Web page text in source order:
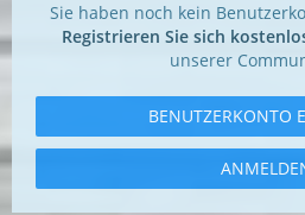
Sie haben noch kein
Registrieren Sie sich
unserer
BENUTZERKONTO